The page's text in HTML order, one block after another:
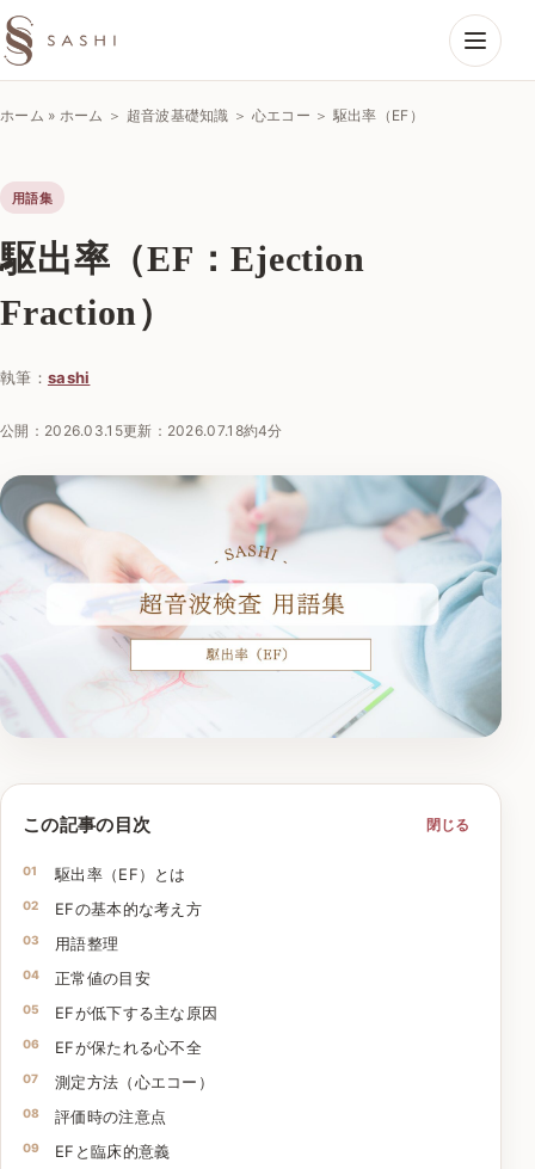
ホーム » ホーム ＞ 超音波基礎知識 ＞ 心エコー ＞ 駆出率（EF）
用語集
駆出率（EF：Ejection
Fraction）
執筆： sashi
公開： 2026.03.15更新： 2026.07.18約4分
この記事の目次 閉じる
駆出率（EF）とは
EFの基本的な考え方
用語整理
正常値の目安
EFが低下する主な原因
EFが保たれる心不全
測定方法（心エコー）
評価時の注意点
EFと臨床的意義